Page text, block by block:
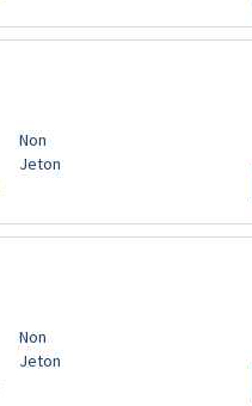
Non
Jeton
Non
Jeton